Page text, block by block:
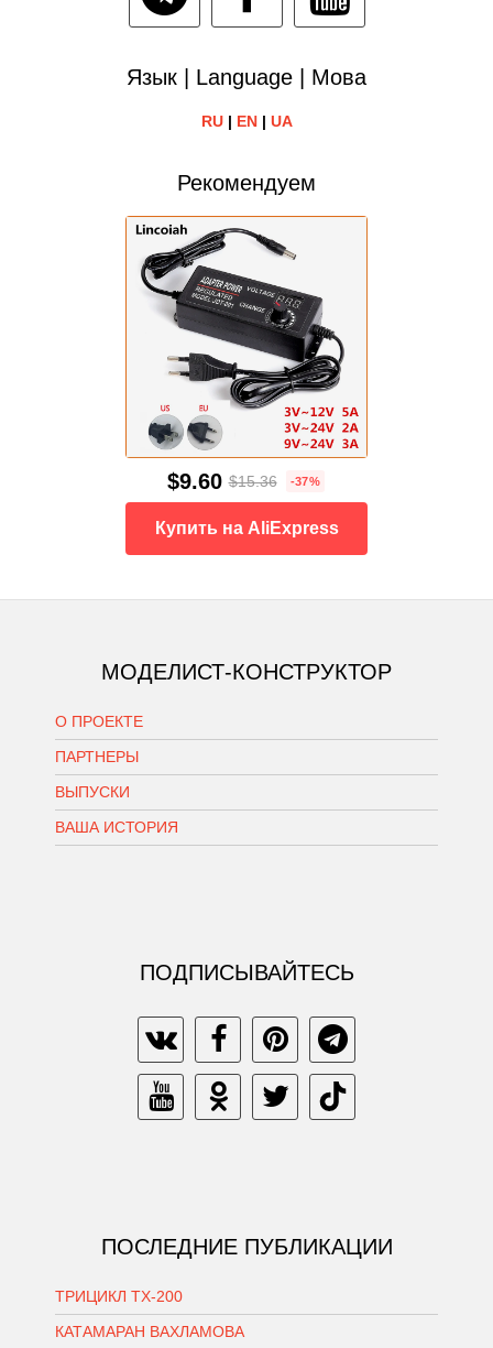
Язык | Language | Мова
RU| EN| UA
Рекомендуем
$9.60 $15.36 -37%
Купить на AliExpress
МОДЕЛИСТ-КОНСТРУКТОР
О ПРОЕКТЕ
ПАРТНЕРЫ
ВЫПУСКИ
ВАША ИСТОРИЯ
ПОДПИСЫВАЙТЕСЬ
ПОСЛЕДНИЕ ПУБЛИКАЦИИ
ТРИЦИКЛ ТХ-200
КАТАМАРАН ВАХЛАМОВА